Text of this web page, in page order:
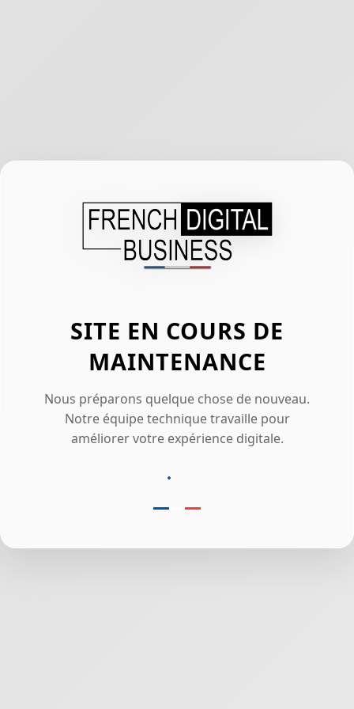
SITE EN COURS DE
MAINTENANCE
Nous préparons quelque chose de nouveau.
Notre équipe technique travaille pour
améliorer votre expérience digitale.